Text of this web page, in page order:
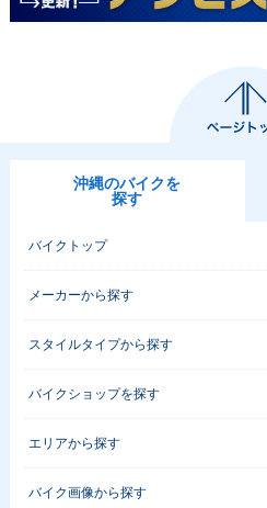
沖縄のバイクを
探す
バイクトップ
メーカーから探す
スタイルタイプから探す
バイクショップを探す
エリアから探す
バイク画像から探す